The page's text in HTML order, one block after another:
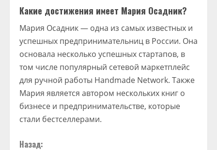
Какие достижения имеет Мария Осадник?
Мария Осадник — одна из самых известных и
успешных предпринимательниц в России. Она
основала несколько успешных стартапов, в
том числе популярный сетевой маркетплейс
для ручной работы Handmade Network. Также
Мария является автором нескольких книг о
бизнесе и предпринимательстве, которые
стали бестселлерами.
Назад: